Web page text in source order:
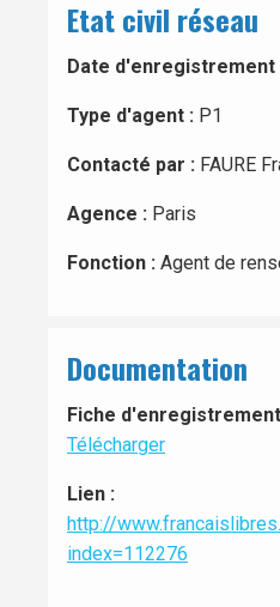
Etat civil réseau
Date d'enregistrement
Type d'agent : P1
Contacté par : FAURE
Agence : Paris
Fonction : Agent de
Documentation
Fiche
Télécharger
Lien :
http://
index=112276